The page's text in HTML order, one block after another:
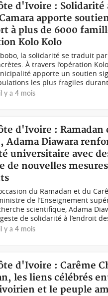
d'Ivoire : Solidarité
apporte
à plus de 6000
Kolo Kolo
la solidarité se traduit
À travers l’opération
apporte un soutien
les plus fragiles
il y a 4 mois
d'Ivoire : Ramadan
Adama Diawara
universitaire avec
de nouvelles
du Ramadan et du
de l’Enseignement
scientifique, Adama
de solidarité à l’endroit
il y a 4 mois
d'Ivoire : Carême
les liens célébrés
et le peuple